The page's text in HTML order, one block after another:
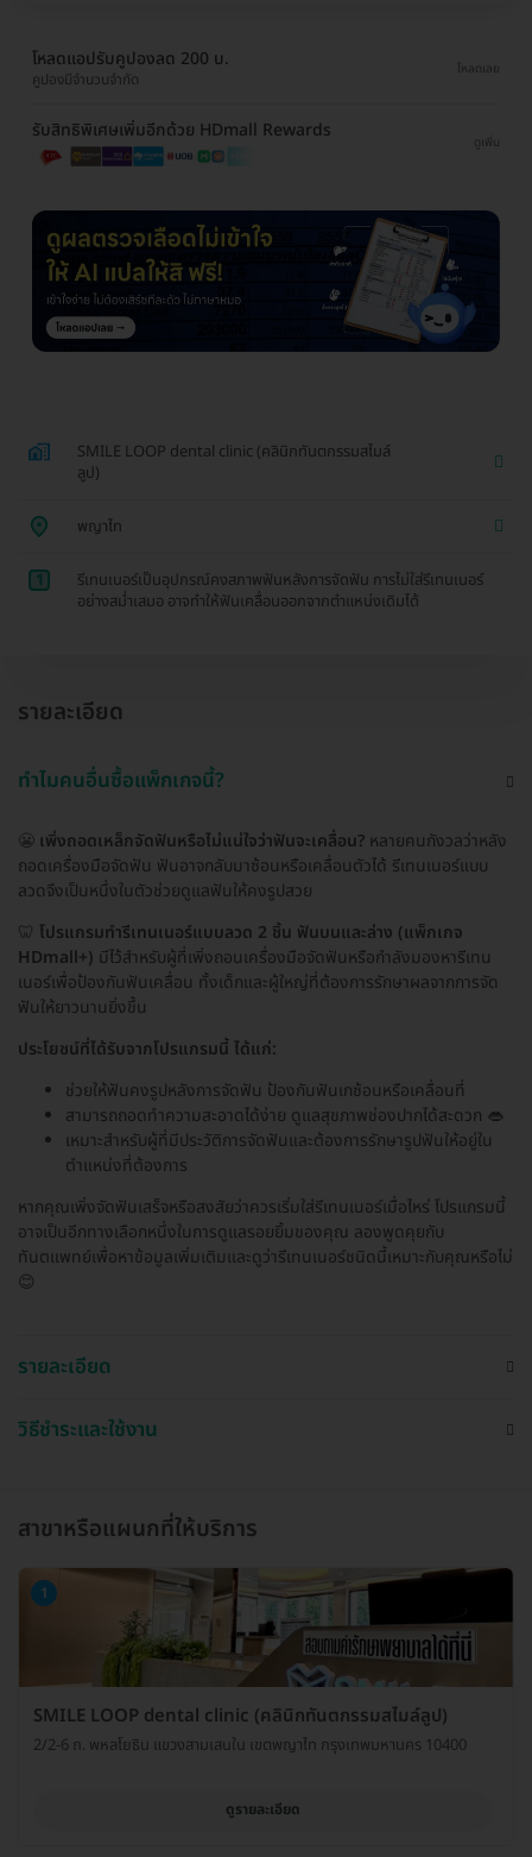
โหลดแอปรับคูปองลด 200 บ.
คูปองมีจำนวนจำกัด
โหลดเลย
รับสิทธิพิเศษเพิ่มอีกด้วย HDmall Rewards
ดูเพิ่ม
SMILE LOOP dental clinic (คลินิกทันตกรรมสไมล์
ลูป)
พญาไท
1
รีเทนเนอร์เป็นอุปกรณ์คงสภาพฟันหลังการจัดฟัน การไม่ใส่รีเทนเนอร์
อย่างสม่ำเสมอ อาจทำให้ฟันเคลื่อนออกจากตำแหน่งเดิมได้
รายละเอียด
ทำไมคนอื่นซื้อแพ็กเกจนี้?
😬 เพิ่งถอดเหล็กจัดฟันหรือไม่แน่ใจว่าฟันจะเคลื่อน? หลายคนกังวลว่าหลัง
ถอดเครื่องมือจัดฟัน ฟันอาจกลับมาซ้อนหรือเคลื่อนตัวได้ รีเทนเนอร์แบบ
ลวดจึงเป็นหนึ่งในตัวช่วยดูแลฟันให้คงรูปสวย
🦷 โปรแกรมทำรีเทนเนอร์แบบลวด 2 ชิ้น ฟันบนและล่าง (แพ็กเกจ
HDmall+) มีไว้สำหรับผู้ที่เพิ่งถอนเครื่องมือจัดฟันหรือกำลังมองหารีเทน
เนอร์เพื่อป้องกันฟันเคลื่อน ทั้งเด็กและผู้ใหญ่ที่ต้องการรักษาผลจากการจัด
ฟันให้ยาวนานยิ่งขึ้น
ประโยชน์ที่ได้รับจากโปรแกรมนี้ ได้แก่:
ช่วยให้ฟันคงรูปหลังการจัดฟัน ป้องกันฟันเกซ้อนหรือเคลื่อนที่
สามารถถอดทำความสะอาดได้ง่าย ดูแลสุขภาพช่องปากได้สะดวก 👄
เหมาะสำหรับผู้ที่มีประวัติการจัดฟันและต้องการรักษารูปฟันให้อยู่ใน
ตำแหน่งที่ต้องการ
หากคุณเพิ่งจัดฟันเสร็จหรือสงสัยว่าควรเริ่มใส่รีเทนเนอร์เมื่อไหร่ โปรแกรมนี้
อาจเป็นอีกทางเลือกหนึ่งในการดูแลรอยยิ้มของคุณ ลองพูดคุยกับ
ทันตแพทย์เพื่อหาข้อมูลเพิ่มเติมและดูว่ารีเทนเนอร์ชนิดนี้เหมาะกับคุณหรือไม่
😊
รายละเอียด
วิธีชำระและใช้งาน
สาขาหรือแผนกที่ให้บริการ
1
SMILE LOOP dental clinic (คลินิกทันตกรรมสไมล์ลูป)
2/2-6 ถ. พหลโยธิน แขวงสามเสนใน เขตพญาไท กรุงเทพมหานคร 10400
ดูรายละเอียด